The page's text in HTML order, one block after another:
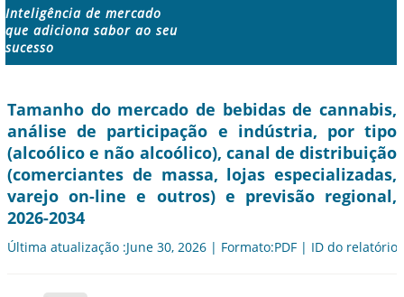
Inteligência de mercado
que adiciona sabor ao seu
sucesso
Tamanho do mercado de bebidas de cannabis,
análise de participação e indústria, por tipo
(alcoólico e não alcoólico), canal de distribuição
(comerciantes de massa, lojas especializadas,
varejo on-line e outros) e previsão regional,
2026-2034
Última atualização :June 30, 2026 | Formato:PDF | ID do relatório: